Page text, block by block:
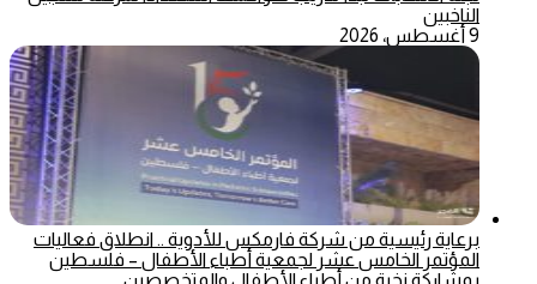
الناخبين
9 أغسطس، 2026
برعاية رئيسية من شركة فارمكس للأدوية .. انطلاق فعاليات
المؤتمر الخامس عشر لجمعية أطباء الأطفال – فلسطين